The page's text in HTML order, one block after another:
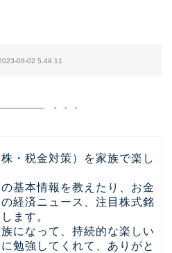
08-02 5.49.11
・税金対策）を家族で楽し
基本情報を教えたり、お金
経済ニュース、注目株式銘
ます。
になって、持続的な楽しい
勉強してくれて、ありがと